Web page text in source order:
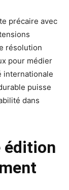
précaire avec
résolution
pour médier
internationale
puisse
dans
édition